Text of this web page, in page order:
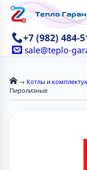
+7 (982) 484-
sale@teplo-
→ Котлы и
Пиролизные